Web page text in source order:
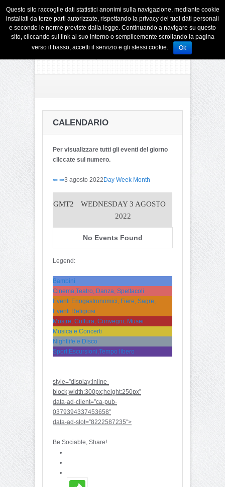
CALENDARIO
Per visualizzare tutti gli eventi del giorno
cliccate sul numero.
⇐ ⇒3 agosto 2022Day Week Month
GMT2
WEDNESDAY 3 AGOSTO
2022
No Events Found
Legend:
Bambini
Cinema,Teatro, Danza, Spettacoli
Eventi Enogastronomici, Fiere, Sagre,
Eventi Religiosi
Mostre, Cultura, Convegni, Musei
Musica e Concerti
Nightlife e Disco
Sport,Escursioni,Tempo libero
style=”display:inline-
block;width:300px;height:250px”
data-ad-client=”ca-pub-
0379394337453658″
data-ad-slot=”8222587235″>
Be Sociable, Share!
Questo sito raccoglie dati statistici anonimi sulla navigazione, mediante cookie
installati da terze parti autorizzate, rispettando la privacy dei tuoi dati personali
e secondo le norme previste dalla legge. Continuando a navigare su questo
sito, cliccando sui link al suo interno o semplicemente scrollando la pagina
verso il basso, accetti il servizio e gli stessi cookie.
Ok